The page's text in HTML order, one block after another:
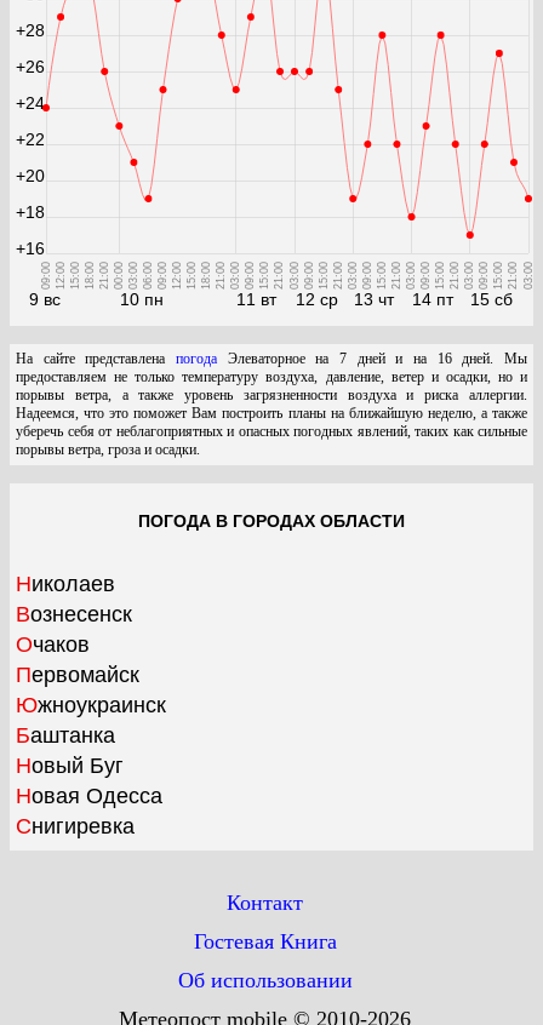
9 вс
09:00 12:00 15:00 18:00 21:00
10 пн
00:00 03:00 06:00 09:00 12:00 15:00 18:00 21:00
11 вт
03:00 09:00 15:00 21:00
12 ср
03:00 09:00 15:00 21:00
13 чт
03:00 09:00 15:00 21:00
14 пт
03:00 09:00 15:00 21:00
15 сб
03:00 09:00 15:00 21:00 03:00
+16
+18
+20
+22
+24
+26
+28
На сайте представлена погода Элеваторное на 7 дней и на 16 дней. Мы
предоставляем не только температуру воздуха, давление, ветер и осадки, но и
порывы ветра, а также уровень загрязненности воздуха и риска аллергии.
Надеемся, что это поможет Вам построить планы на ближайшую неделю, а также
уберечь себя от неблагоприятных и опасных погодных явлений, таких как сильные
порывы ветра, гроза и осадки.
ПОГОДА В ГОРОДАХ ОБЛАСТИ
Николаев
Вознесенск
Очаков
Первомайск
Южноукраинск
Баштанка
Новый Буг
Новая Одесса
Снигиревка
Контакт
Гостевая Книга
Об использовании
Метеопост mobile © 2010-2026